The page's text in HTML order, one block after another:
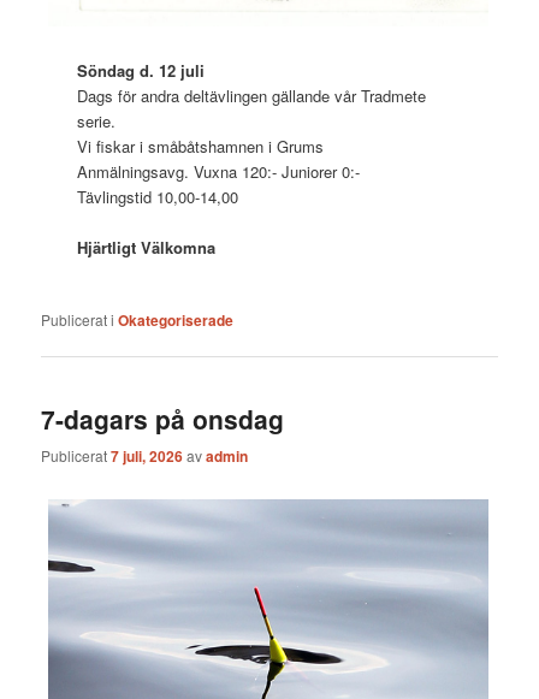
Söndag d. 12 juli
Dags för andra deltävlingen gällande vår Tradmete
serie.
Vi fiskar i småbåtshamnen i Grums
Anmälningsavg. Vuxna 120:- Juniorer 0:-
Tävlingstid 10,00-14,00
Hjärtligt Välkomna
Publicerat i Okategoriserade
7-dagars på onsdag
Publicerat7 juli, 2026avadmin